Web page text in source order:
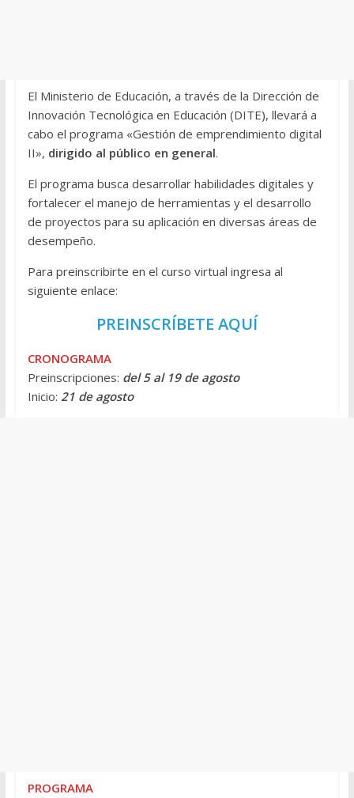
El Ministerio de Educación, a través de la Dirección de
Innovación Tecnológica en Educación (DITE), llevará a
cabo el programa «Gestión de emprendimiento digital
II», dirigido al público en general.
El programa busca desarrollar habilidades digitales y
fortalecer el manejo de herramientas y el desarrollo
de proyectos para su aplicación en diversas áreas de
desempeño.
Para preinscribirte en el curso virtual ingresa al
siguiente enlace:
PREINSCRÍBETE AQUÍ
CRONOGRAMA
Preinscripciones: del 5 al 19 de agosto
Inicio: 21 de agosto
PROGRAMA